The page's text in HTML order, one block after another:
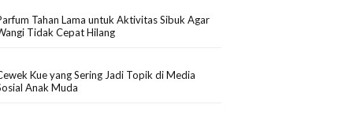
Tahan Lama untuk Aktivitas Sibuk Agar
Tidak Cepat Hilang
Kue yang Sering Jadi Topik di Media
Anak Muda